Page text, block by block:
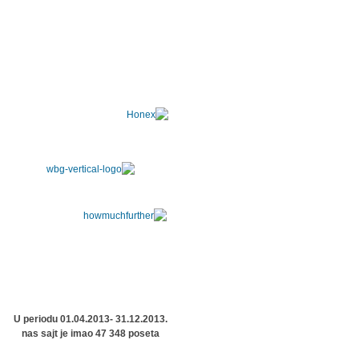
U periodu 01.04.2013- 31.12.2013.
nas sajt je imao 47 348 poseta